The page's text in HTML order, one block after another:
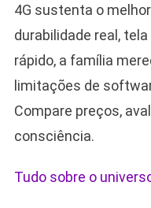
4G sustenta o
durabilidade real,
rápido, a família
limitações de
Compare preços,
consciência.
Tudo sobre o